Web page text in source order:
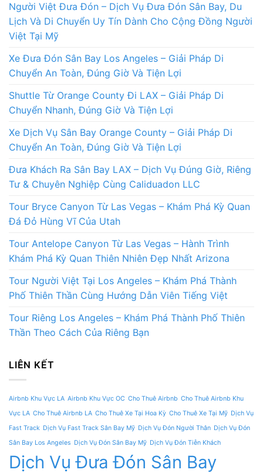
Người Việt Đưa Đón – Dịch Vụ Đưa Đón Sân Bay, Du
Lịch Và Di Chuyển Uy Tín Dành Cho Cộng Đồng Người
Việt Tại Mỹ
Xe Đưa Đón Sân Bay Los Angeles – Giải Pháp Di
Chuyển An Toàn, Đúng Giờ Và Tiện Lợi
Shuttle Từ Orange County Đi LAX – Giải Pháp Di
Chuyển Nhanh, Đúng Giờ Và Tiện Lợi
Xe Dịch Vụ Sân Bay Orange County – Giải Pháp Di
Chuyển An Toàn, Đúng Giờ Và Tiện Lợi
Đưa Khách Ra Sân Bay LAX – Dịch Vụ Đúng Giờ, Riêng
Tư & Chuyên Nghiệp Cùng Caliduadon LLC
Tour Bryce Canyon Từ Las Vegas – Khám Phá Kỳ Quan
Đá Đỏ Hùng Vĩ Của Utah
Tour Antelope Canyon Từ Las Vegas – Hành Trình
Khám Phá Kỳ Quan Thiên Nhiên Đẹp Nhất Arizona
Tour Người Việt Tại Los Angeles – Khám Phá Thành
Phố Thiên Thần Cùng Hướng Dẫn Viên Tiếng Việt
Tour Riêng Los Angeles – Khám Phá Thành Phố Thiên
Thần Theo Cách Của Riêng Bạn
LIÊN KẾT
Airbnb Khu Vực LA Airbnb Khu Vực OC Cho Thuê Airbnb Cho Thuê Airbnb Khu
Vực LA Cho Thuê Airbnb LA Cho Thuê Xe Tại Hoa Kỳ Cho Thuê Xe Tại Mỹ Dịch Vụ
Fast Track Dịch Vụ Fast Track Sân Bay Mỹ Dịch Vụ Đón Người Thân Dịch Vụ Đón
Sân Bay Los Angeles Dịch Vụ Đón Sân Bay Mỹ Dịch Vụ Đón Tiễn Khách
Dịch Vụ Đưa Đón Sân Bay